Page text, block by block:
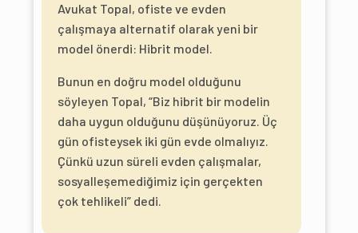
Avukat Topal, ofiste ve evden
çalışmaya alternatif olarak yeni bir
model önerdi: Hibrit model.
Bunun en doğru model olduğunu
söyleyen Topal, “Biz hibrit bir modelin
daha uygun olduğunu düşünüyoruz. Üç
gün ofisteysek iki gün evde olmalıyız.
Çünkü uzun süreli evden çalışmalar,
sosyalleşemediğimiz için gerçekten
çok tehlikeli” dedi.